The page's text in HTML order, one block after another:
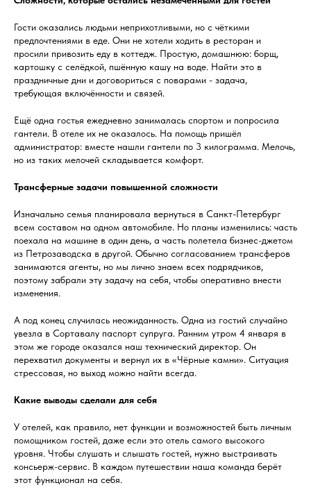
Гости оказались людьми неприхотливыми, но с чёткими
предпочтениями в еде. Они не хотели ходить в ресторан и
просили привозить еду в коттедж. Простую, домашнюю: борщ,
картошку с селёдкой, пшённую кашу на воде. Найти это в
праздничные дни и договориться с поварами - задача,
требующая включённости и связей.
Ещё одна гостья ежедневно занималась спортом и попросила
гантели. В отеле их не оказалось. На помощь пришёл
администратор: вместе нашли гантели по 3 килограмма. Мелочь,
но из таких мелочей складывается комфорт.
Трансферные задачи повышенной сложности
Изначально семья планировала вернуться в Санкт-Петербург
всем составом на одном автомобиле. Но планы изменились: часть
поехала на машине в один день, а часть полетела бизнес-джетом
из Петрозаводска в другой. Обычно согласованием трансферов
занимаются агенты, но мы лично знаем всех подрядчиков,
поэтому забрали эту задачу на себя, чтобы оперативно внести
изменения.
А под конец случилась неожиданность. Одна из гостий случайно
увезла в Сортавалу паспорт супруга. Ранним утром 4 января в
этом же городе оказался наш технический директор. Он
перехватил документы и вернул их в «Чёрные камни». Ситуация
стрессовая, но выход можно найти всегда.
Какие выводы сделали для себя
У отелей, как правило, нет функции и возможностей быть личным
помощником гостей, даже если это отель самого высокого
уровня. Чтобы слушать и слышать гостей, нужно выстраивать
консьерж-сервис. В каждом путешествии наша команда берёт
этот функционал на себя.